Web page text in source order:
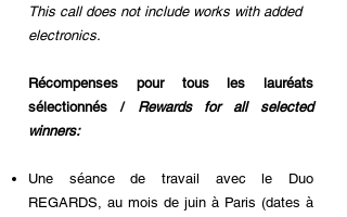
This call does not include works with added
electronics.
Récompenses pour tous les lauréats
sélectionnés / Rewards for all selected
winners:
Une séance de travail avec le Duo
REGARDS, au mois de juin à Paris (dates à